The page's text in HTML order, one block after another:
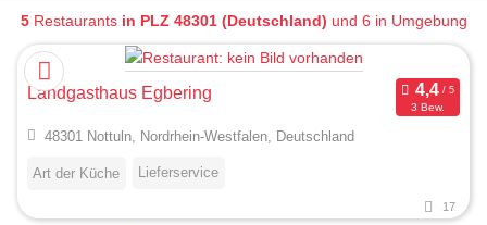
5Restaurants in PLZ 48301 (Deutschland) und 6 in Umgebung
Landgasthaus Egbering
3 Bew.
48301 Nottuln, Nordrhein-Westfalen, Deutschland
Art der Küche Lieferservice
17